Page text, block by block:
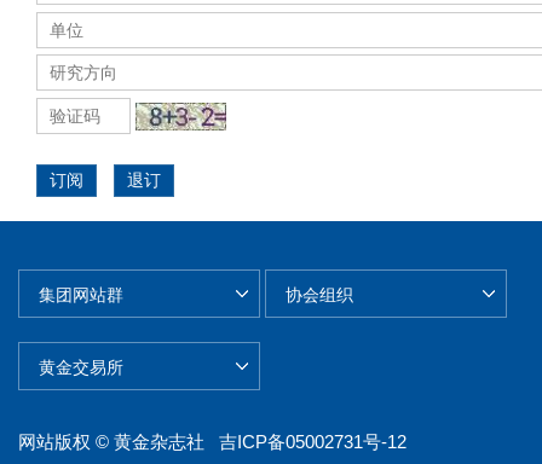
订阅 退订
网站版权 © 黄金杂志社 吉ICP备05002731号-12